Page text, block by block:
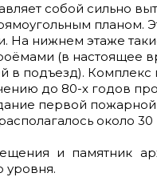
собой сильно
планом.
На нижнем этаже
(в настоящее
в подъезд).
до 80-х годов
первой
около 30
и памятник
уровня.